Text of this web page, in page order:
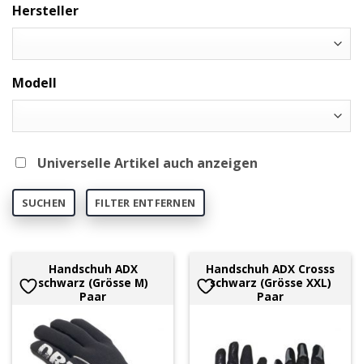
Hersteller
Modell
Universelle Artikel auch anzeigen
SUCHEN FILTER ENTFERNEN
Handschuh ADX
schwarz (Grösse M)
Paar
Handschuh ADX Crosss
schwarz (Grösse XXL)
Paar